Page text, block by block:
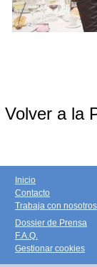
Volver a la
Inicio
Contacto
Trabaja con nosotros
Dossier de Prensa
F.A.Q.
Gestionar cookies